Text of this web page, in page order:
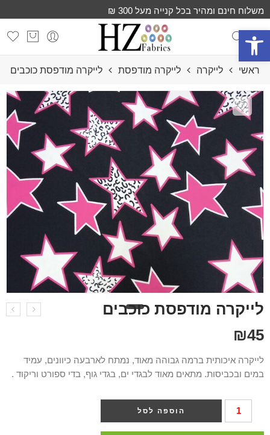
פתח סרגל נגישות
משלוח חינם ומהיר בכל קנייה מעל 300 ₪
ראשי לייקרה לייקרה מודפסת לייקרה מודפס⁩ת כוכבים
לייקרה מודפס⁩ת כוכבים
₪45
לייקרה איכותית ברמה גבוהה מאוד, נמתח לארבעה כיוונים, עמיד
במים ובכביסות. מתאים מאוד לבגדי ים, בגדי גוף, בדי ספורט וריקוד .
הוספה לסל